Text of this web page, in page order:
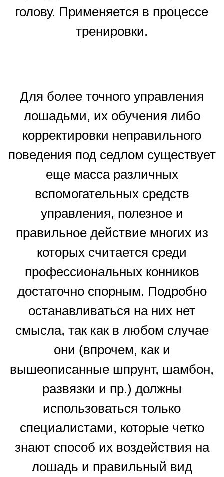
голову. Применяется в процессе
тренировки.
Для более точного управления
лошадьми, их обучения либо
корректировки неправильного
поведения под седлом существует
еще масса различных
вспомогательных средств
управления, полезное и
правильное действие многих из
которых считается среди
профессиональных конников
достаточно спорным. Подробно
останавливаться на них нет
смысла, так как в любом случае
они (впрочем, как и
вышеописанные шпрунт, шамбон,
развязки и пр.) должны
использоваться только
специалистами, которые четко
знают способ их воздействия на
лошадь и правильный вид